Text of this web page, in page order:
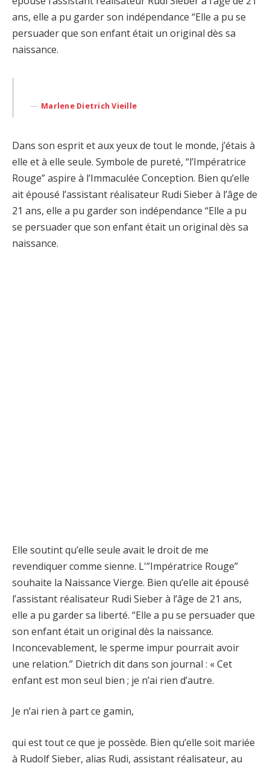
ans, elle a pu garder son indépendance “Elle a pu se
persuader que son enfant était un original dès sa
naissance.
Marlene Dietrich Vieille
Dans son esprit et aux yeux de tout le monde, j’étais à
elle et à elle seule. Symbole de pureté, “l’Impératrice
Rouge” aspire à l’Immaculée Conception. Bien qu’elle
ait épousé l’assistant réalisateur Rudi Sieber à l’âge de
21 ans, elle a pu garder son indépendance “Elle a pu
se persuader que son enfant était un original dès sa
naissance.
Elle soutint qu’elle seule avait le droit de me
revendiquer comme sienne. L'”Impératrice Rouge”
souhaite la Naissance Vierge. Bien qu’elle ait épousé
l’assistant réalisateur Rudi Sieber à l’âge de 21 ans,
elle a pu garder sa liberté. “Elle a pu se persuader que
son enfant était un original dès la naissance.
Inconcevablement, le sperme impur pourrait avoir
une relation.” Dietrich dit dans son journal : « Cet
enfant est mon seul bien ; je n’ai rien d’autre.
Je n’ai rien à part ce gamin,
qui est tout ce que je possède. Bien qu’elle soit mariée
à Rudolf Sieber, alias Rudi, assistant réalisateur, au